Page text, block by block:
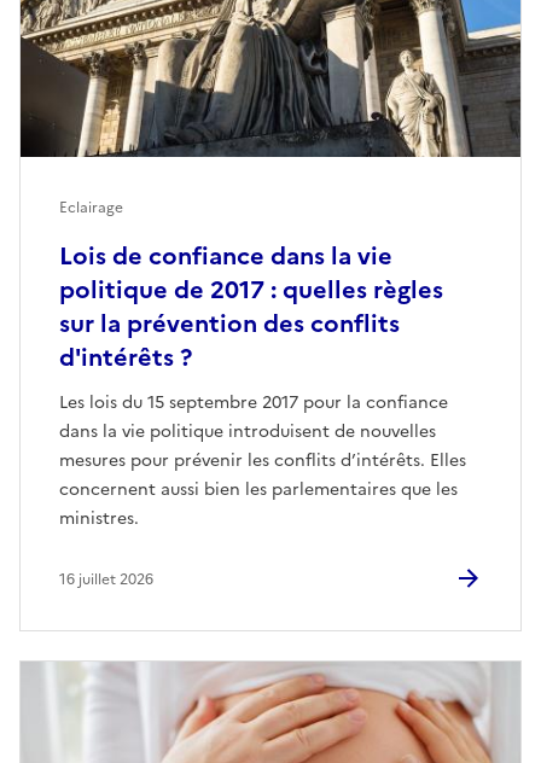
Lois de confiance dans la vie
politique de 2017 : quelles règles
sur la prévention des conflits
d'intérêts ?
Les lois du 15 septembre 2017 pour la confiance
dans la vie politique introduisent de nouvelles
mesures pour prévenir les conflits d’intérêts. Elles
concernent aussi bien les parlementaires que les
ministres.
Eclairage
16 juillet 2026